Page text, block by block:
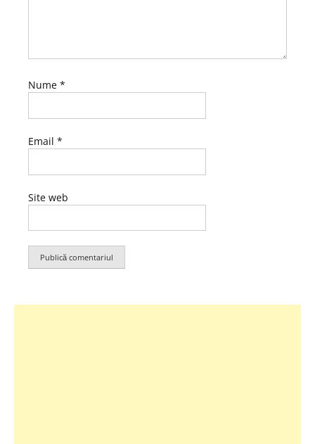
Nume *
Email *
Site web